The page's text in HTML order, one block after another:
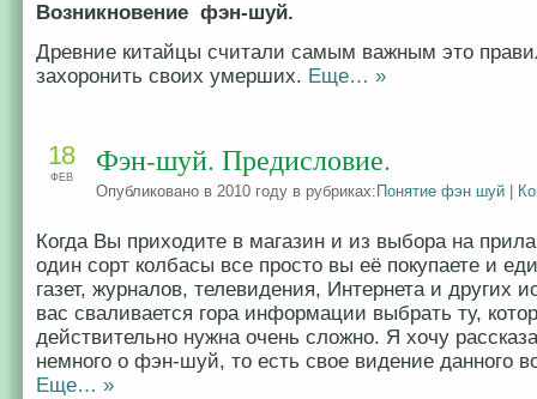
Возникновение фэн-шуй.
Древние китайцы считали самым важным это
захоронить своих умерших. Еще… »
Фэн-шуй. Предисловие.
Опубликовано в 2010 году в рубриках: Понятие фэн шуй
18
ФЕВ
Когда Вы приходите в магазин и из выбора на
один сорт колбасы все просто вы её покупаете и
газет, журналов, телевидения, Интернета и других
вас сваливается гора информации выбрать ту,
действительно нужна очень сложно. Я хочу
немного о фэн-шуй, то есть свое видение данного
Еще… »